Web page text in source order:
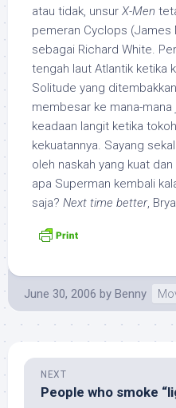
atau tidak, unsur X-Men
pemeran Cyclops (James
sebagai Richard White.
tengah laut Atlantik ketika
Solitude yang
membesar ke mana-
keadaan langit ketika
kekuatannya. Sayang
oleh naskah yang kuat
apa Superman kembali
saja? Next time better,
June 30, 2006 by Benny
NEXT